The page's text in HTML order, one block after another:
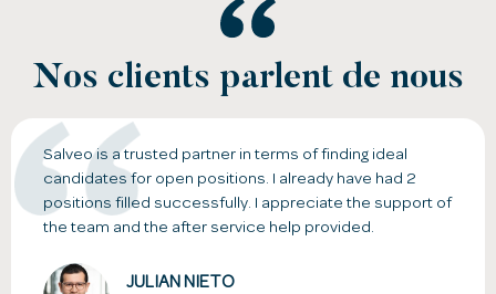
Nos clients parlent de nous
Salveo is a trusted partner in terms of finding ideal
candidates for open positions. I already have had 2
positions filled successfully. I appreciate the support of
the team and the after service help provided.
JULIAN NIETO